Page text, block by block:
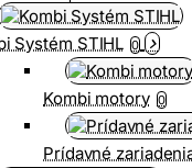
Systém STIHL 0
Kombi motory 0
Prídavné